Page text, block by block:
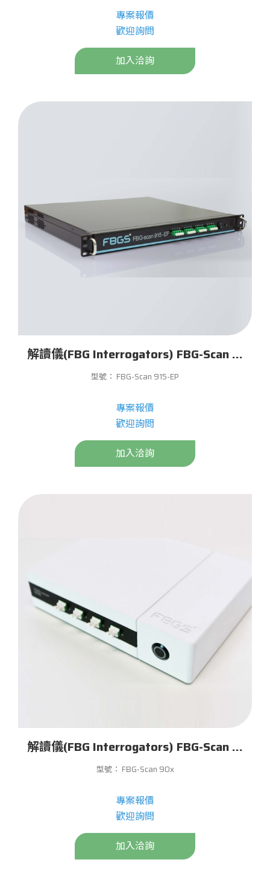
專案報價
歡迎詢問
加入洽詢
解讀儀(FBG Interrogators) FBG-Scan 915-EP
型號： FBG-Scan 915-EP
專案報價
歡迎詢問
加入洽詢
解讀儀(FBG Interrogators) FBG-Scan 90x
型號： FBG-Scan 90x
專案報價
歡迎詢問
加入洽詢